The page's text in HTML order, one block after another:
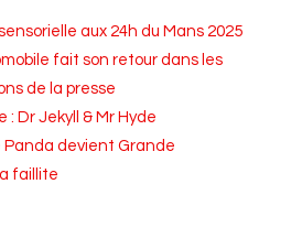
aux 24h du Mans 2025
fait son retour dans les
de la presse
: Dr Jekyll & Mr Hyde
Panda devient Grande
faillite